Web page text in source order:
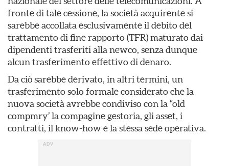
fronte di tale cessione, la società acquirente si
sarebbe accollata esclusivamente il debito del
trattamento di fine rapporto (TFR) maturato dai
dipendenti trasferiti alla newco, senza dunque
alcun trasferimento effettivo di denaro.
Da ciò sarebbe derivato, in altri termini, un
trasferimento solo formale considerato che la
nuova società avrebbe condiviso con la “old
compmry’ la compagine gestoria, gli asset, i
contratti, il know-how e la stessa sede operativa.